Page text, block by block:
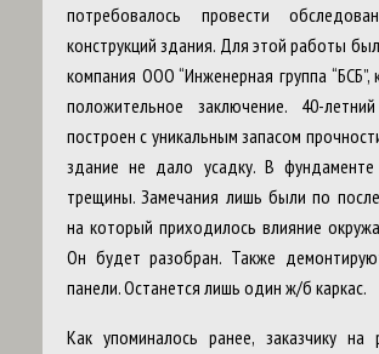
потребовалось провести
конструкций здания. Для этой работы
компания ООО “Инженерная группа “БСБ”,
положительное заключение. 40-
построен с уникальным запасом
здание не дало усадку. В фундаменте
трещины. Замечания лишь были по
на который приходилось влияние
Он будет разобран. Также
панели. Останется лишь один ж/б каркас.
Как упоминалось ранее, заказчику на